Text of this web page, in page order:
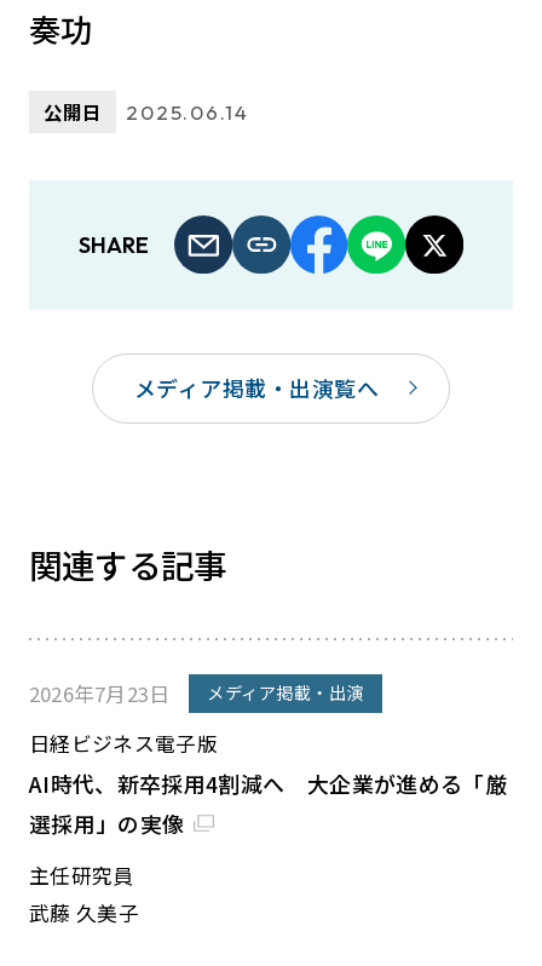
奏功
公開日 2025.06.14
SHARE
メディア掲載・出演覧へ
関連する記事
2026年7月23日 メディア掲載・出演
日経ビジネス電子版
AI時代、新卒採用4割減へ 大企業が進める「厳
選採用」の実像
主任研究員
武藤 久美子